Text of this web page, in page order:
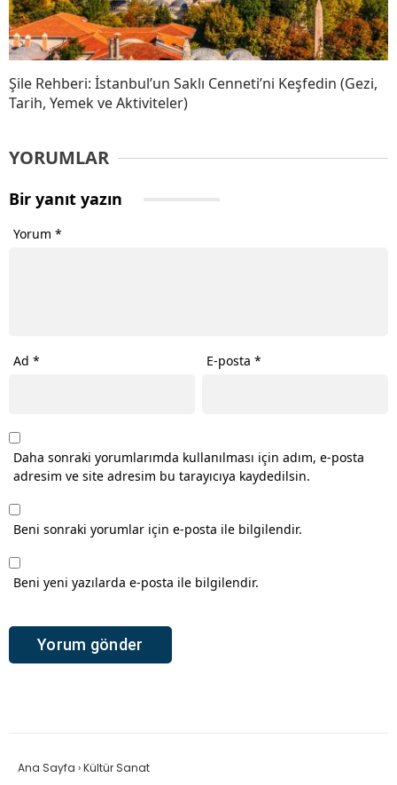
Şile Rehberi: İstanbul’un Saklı Cenneti’ni Keşfedin (Gezi,
Tarih, Yemek ve Aktiviteler)
YORUMLAR
Bir yanıt yazın
Yorum *
Ad * E-posta*
Daha sonraki yorumlarımda kullanılması için adım, e-posta
adresim ve site adresim bu tarayıcıya kaydedilsin.
Beni sonraki yorumlar için e-posta ile bilgilendir.
Beni yeni yazılarda e-posta ile bilgilendir.
Ana Sayfa ›Kültür Sanat